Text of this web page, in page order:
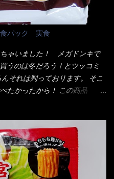
ミンB2、ビタミンB1、香辛料
卵・ さば ・大豆・豚肉・やま
ば、緑のたぬきの方が蒲鉾が
！ それとカロチン色素・・・
んでないか？？ ■カロリー
はレベル5！ 日清としては最上
デルも食べてはいるけど、1年
だから記憶力が、どうのこう
パクトに欠けている商品と
小袋なんてありゃしない！ カ
を注ぐだけで出来る！それが
だから粉末スープの具も全
に縦型Bigカップだと、スー
対流が起こり、表層が泡立っ
イトカップ丼型です。 こちら
ープも満遍なく全体に行き渡
スープは最後に移すとこうな
やはり一部粉末スープが縦型
食パック 実食
ゃいました！ メガドンキで
うのは冬だろう！とツッコミ
それは判っております。 そこ
たかったから！ この商品
のが遅い） リニューアル前の
は、カップ麺の方が話題性も
無いのを食べても・・・しょ
いのに、外国の人には尚更ね
と云われる程だが、10年位前